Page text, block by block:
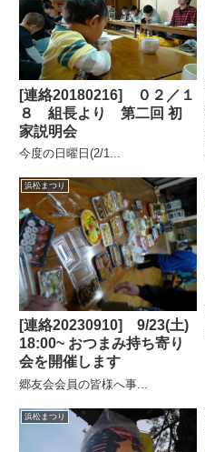
[連絡20180216] ０２／１
８ 組長より 第二回 初
家説明会
今度の日曜日(2/1...
浜松まつり
[連絡20230910] 9/23(土)
18:00~ おつまみ持ち寄り
会を開催します
郷友会会員の皆様へ事...
浜松まつり